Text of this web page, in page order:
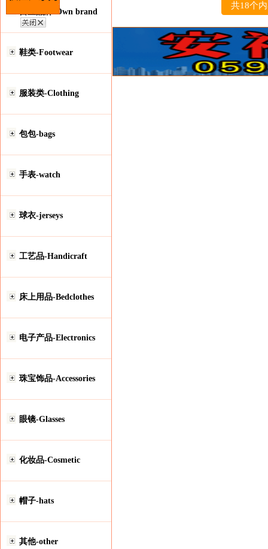
自主品牌-Own brand
鞋类-Footwear
服装类-Clothing
包包-bags
手表-watch
球衣-jerseys
工艺品-Handicraft
床上用品-Bedclothes
电子产品-Electronics
珠宝饰品-Accessories
眼镜-Glasses
化妆品-Cosmetic
帽子-hats
其他-other
共18个